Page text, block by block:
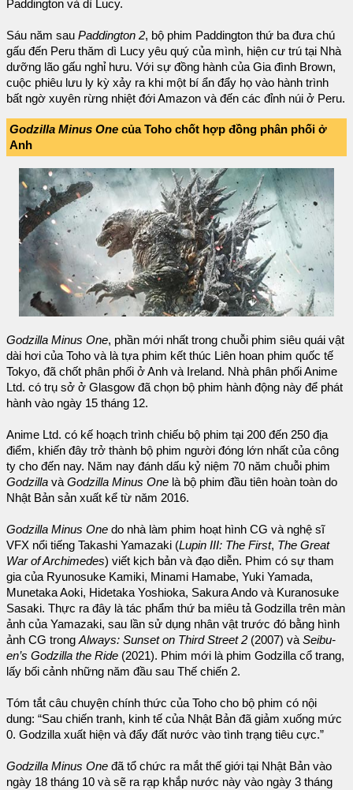
Paddington và dì Lucy.
Sáu năm sau Paddington 2, bộ phim Paddington thứ ba đưa chú
gấu đến Peru thăm dì Lucy yêu quý của mình, hiện cư trú tại Nhà
dưỡng lão gấu nghỉ hưu. Với sự đồng hành của Gia đình Brown,
cuộc phiêu lưu ly kỳ xảy ra khi một bí ẩn đẩy họ vào hành trình
bất ngờ xuyên rừng nhiệt đới Amazon và đến các đỉnh núi ở Peru.
Godzilla Minus One của Toho chốt hợp đồng phân phối ở
Anh
Godzilla Minus One, phần mới nhất trong chuỗi phim siêu quái vật
dài hơi của Toho và là tựa phim kết thúc Liên hoan phim quốc tế
Tokyo, đã chốt phân phối ở Anh và Ireland. Nhà phân phối Anime
Ltd. có trụ sở ở Glasgow đã chọn bộ phim hành động này để phát
hành vào ngày 15 tháng 12.
Anime Ltd. có kế hoạch trình chiếu bộ phim tại 200 đến 250 địa
điểm, khiến đây trở thành bộ phim người đóng lớn nhất của công
ty cho đến nay. Năm nay đánh dấu kỷ niệm 70 năm chuỗi phim
Godzilla và Godzilla Minus One là bộ phim đầu tiên hoàn toàn do
Nhật Bản sản xuất kể từ năm 2016.
Godzilla Minus One do nhà làm phim hoạt hình CG và nghệ sĩ
VFX nổi tiếng Takashi Yamazaki (Lupin III: The First, The Great
War of Archimedes) viết kịch bản và đạo diễn. Phim có sự tham
gia của Ryunosuke Kamiki, Minami Hamabe, Yuki Yamada,
Munetaka Aoki, Hidetaka Yoshioka, Sakura Ando và Kuranosuke
Sasaki. Thực ra đây là tác phẩm thứ ba miêu tả Godzilla trên màn
ảnh của Yamazaki, sau lần sử dụng nhân vật trước đó bằng hình
ảnh CG trong Always: Sunset on Third Street 2 (2007) và Seibu-
en’s Godzilla the Ride (2021). Phim mới là phim Godzilla cổ trang,
lấy bối cảnh những năm đầu sau Thế chiến 2.
Tóm tắt câu chuyện chính thức của Toho cho bộ phim có nội
dung: “Sau chiến tranh, kinh tế của Nhật Bản đã giảm xuống mức
0. Godzilla xuất hiện và đẩy đất nước vào tình trạng tiêu cực.”
Godzilla Minus One đã tổ chức ra mắt thế giới tại Nhật Bản vào
ngày 18 tháng 10 và sẽ ra rạp khắp nước này vào ngày 3 tháng